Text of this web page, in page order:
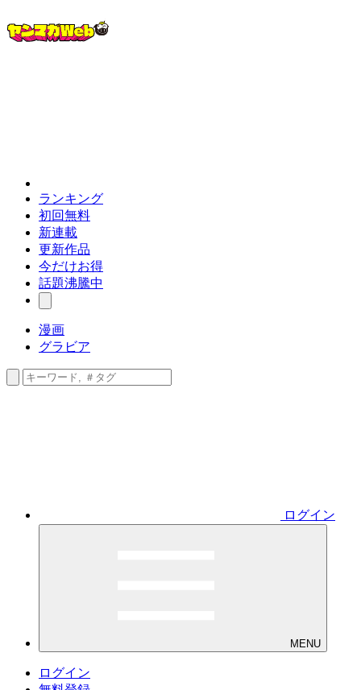
ランキング
初回無料
新連載
更新作品
今だけお得
話題沸騰中
漫画
グラビア
ログイン
MENU
ログイン